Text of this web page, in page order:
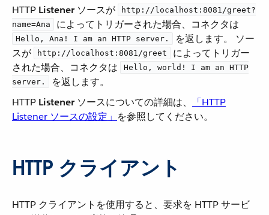
HTTP ​ Listener​ ソースが ​
http://localhost:8081/greet?
name=Ana
​ によってトリガーされた場合、コネクタは ​
Hello, Ana! I am an HTTP server.
​ を返します。 ソー
スが ​
http://localhost:8081/greet
​ によってトリガー
された場合、コネクタは ​
Hello, world! I am an HTTP
server.
​ を返します。
HTTP ​ Listener​ ソースについての詳細は、​
「HTTP
Listener ソースの設定」 ​を参照してください。
HTTP クライアント
HTTP クライアントを使用すると、要求を HTTP サービ